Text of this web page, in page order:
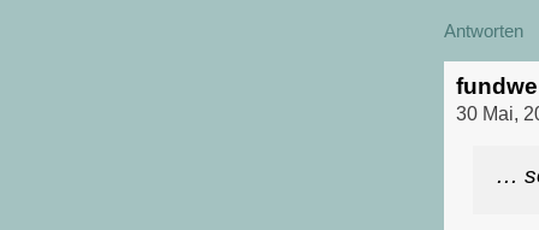
Antworten
30 Mai,
…